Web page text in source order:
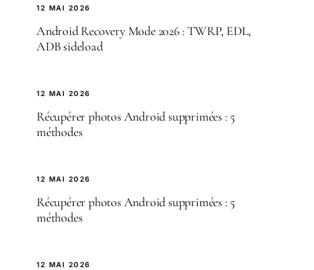
12 MAI 2026
Android Recovery Mode 2026 : TWRP, EDL,
ADB sideload
12 MAI 2026
Récupérer photos Android supprimées : 5
méthodes
12 MAI 2026
Récupérer photos Android supprimées : 5
méthodes
12 MAI 2026